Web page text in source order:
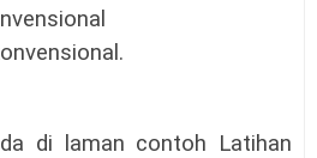
.
di laman contoh Latihan